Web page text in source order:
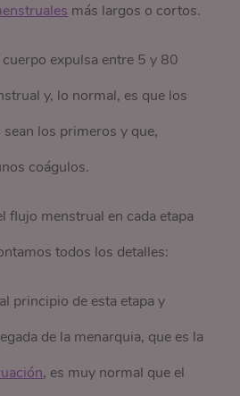
más largos o cortos.
expulsa entre 5 y 80
y, lo normal, es que los
los primeros y que,
coágulos.
flujo menstrual en cada etapa
todos los detalles:
al principio de esta etapa y
de la menarquia, que es la
, es muy normal que el